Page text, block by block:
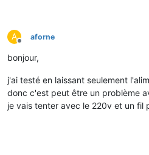
A
Offline
aforne
bonjour,
j'ai testé en laissant seulement
donc c'est peut être un problème
je vais tenter avec le 220v et un fil